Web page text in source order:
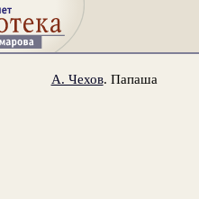
А. Чехов. Папаша